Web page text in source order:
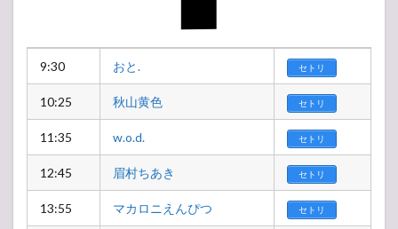
9:30 おと. セトリ
10:25 秋山黄色 セトリ
11:35 w.o.d. セトリ
12:45 眉村ちあき セトリ
13:55 マカロニえんぴつ セトリ